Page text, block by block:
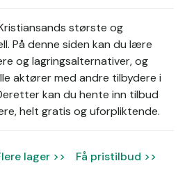
største og
På denne siden kan du lære
og lagringsalternativer, og
aktører med andre tilbydere i
kan du hente inn tilbud
helt gratis og uforpliktende.
lager >> Få pristilbud >>